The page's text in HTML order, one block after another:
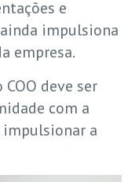
e
impulsiona
empresa.
deve ser
com a
a